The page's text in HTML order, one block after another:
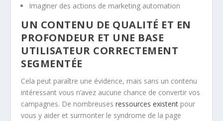
Imaginer des actions de marketing automation
UN CONTENU DE QUALITÉ ET EN
PROFONDEUR ET UNE BASE
UTILISATEUR CORRECTEMENT
SEGMENTÉE
Cela peut paraître une évidence, mais sans un contenu
intéressant vous n’avez aucune chance de convertir vos
campagnes. De nombreusesressources existent pour
vous y aider et surmonter le syndrome de la page